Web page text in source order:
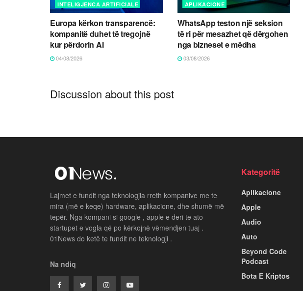
INTELIGJENCA ARTIFICIALE
Europa kërkon transparencë:
kompanitë duhet të tregojnë
kur përdorin AI
04/08/2026
APLIKACIONE
WhatsApp teston një seksion
të ri për mesazhet që dërgohen
nga bizneset e mëdha
03/08/2026
Discussion about this post
Lajmet e fundit nga teknologjia rreth kompanive me te
mira (më e keqe) hardware, aplikacione, dhe shumë më
tepër. Nga kompani si google , apple e deri te ato
startupet e vogla që po kërkojnë vëmendjen tuaj .
01News do ketë te fundit ne teknologji .
Na ndiq
Kategoritë
Aplikacione
Apple
Audio
Auto
Beyond Code
Podcast
Bota E Kriptos